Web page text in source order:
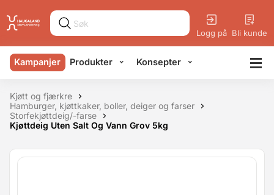
Logg på Bli kunde
Kampanjer Produkter Konsepter
Kjøtt og fjærkre
Hamburger, kjøttkaker, boller, deiger og farser
Storfekjøttdeig/-farse
Kjøttdeig Uten Salt Og Vann Grov 5kg